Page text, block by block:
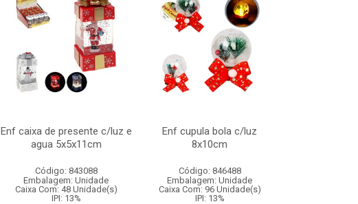
Enf caixa de presente c/luz e
agua 5x5x11cm
Código: 843088
Embalagem: Unidade
Caixa Com: 48 Unidade(s)
IPI: 13%
Enf cupula bola c/luz
8x10cm
Código: 846488
Embalagem: Unidade
Caixa Com: 96 Unidade(s)
IPI: 13%